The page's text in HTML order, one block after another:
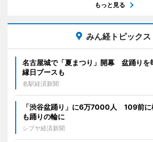
もっと見る
みん経トピックス
名古屋城で「夏まつり」開幕 盆踊りを
縁日ブースも
名駅経済新聞
「渋谷盆踊り」に6万7000人 109前に
も踊りの輪に
シブヤ経済新聞